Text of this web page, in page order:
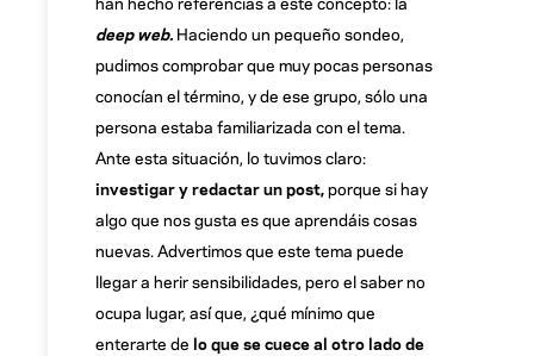
deep web. Haciendo un pequeño sondeo,
pudimos comprobar que muy pocas personas
conocían el término, y de ese grupo, sólo una
persona estaba familiarizada con el tema.
Ante esta situación, lo tuvimos claro:
investigar y redactar un post,porque si hay
algo que nos gusta es que aprendáis cosas
nuevas. Advertimos que este tema puede
llegar a herir sensibilidades, pero el saber no
ocupa lugar, así que, ¿qué mínimo que
enterarte de lo que se cuece al otro lado de